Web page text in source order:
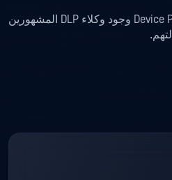
تكتشف وحدة Device Posture Module وجود وكلاء DLP المشهورين